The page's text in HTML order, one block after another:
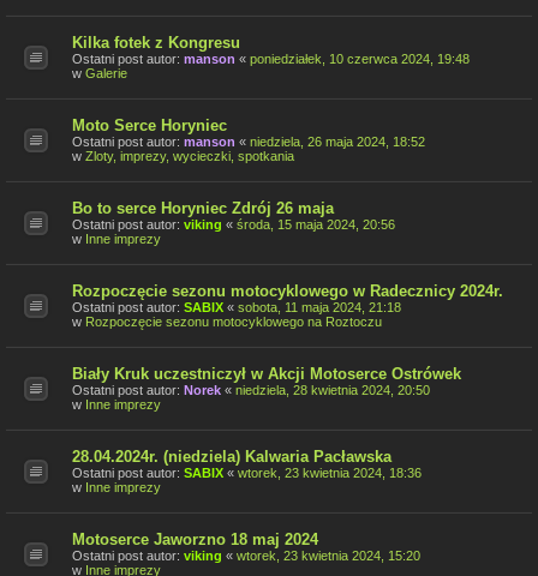
Kilka fotek z Kongresu
Ostatni post autor: manson « poniedziałek, 10 czerwca 2024, 19:48
w Galerie
Moto Serce Horyniec
Ostatni post autor: manson « niedziela, 26 maja 2024, 18:52
w Zloty, imprezy, wycieczki, spotkania
Bo to serce Horyniec Zdrój 26 maja
Ostatni post autor: viking « środa, 15 maja 2024, 20:56
w Inne imprezy
Rozpoczęcie sezonu motocyklowego w Radecznicy 2024r.
Ostatni post autor: SABIX « sobota, 11 maja 2024, 21:18
w Rozpoczęcie sezonu motocyklowego na Roztoczu
Biały Kruk uczestniczył w Akcji Motoserce Ostrówek
Ostatni post autor: Norek « niedziela, 28 kwietnia 2024, 20:50
w Inne imprezy
28.04.2024r. (niedziela) Kalwaria Pacławska
Ostatni post autor: SABIX « wtorek, 23 kwietnia 2024, 18:36
w Inne imprezy
Motoserce Jaworzno 18 maj 2024
Ostatni post autor: viking « wtorek, 23 kwietnia 2024, 15:20
w Inne imprezy